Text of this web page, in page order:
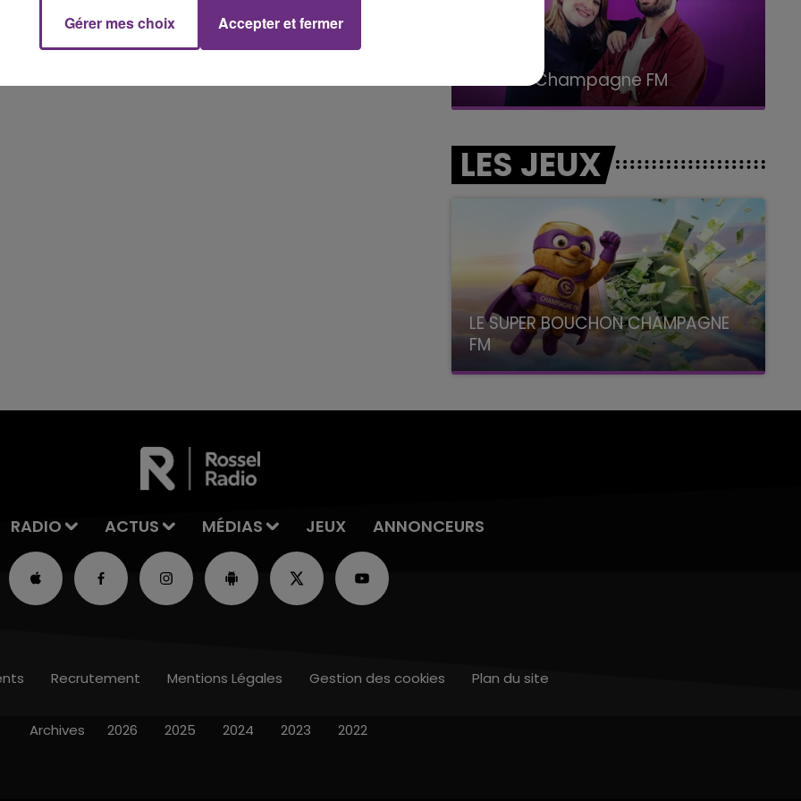
La Radio Pop Le Club Champagne FM
LES JEUX
LE SUPER BOUCHON CHAMPAGNE
FM
avec La Famille Champagne FM, à 8H10
RADIO ACTUS MÉDIAS JEUX ANNONCEURS
Recrutement Mentions Légales Gestion des cookies Plan du site
Archives 2026 2025 2024 2023 2022
Gérer mes choix Accepter et fermer